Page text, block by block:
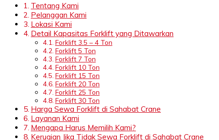
Tentang Kami
Pelanggan Kami
Lokasi Kami
Detail Kapasitas Forklift yang Ditawarkan
Forklift 3.5 – 4 Ton
Forklift 5 Ton
Forklift 7 Ton
Forklift 10 Ton
Forklift 15 Ton
Forklift 20 Ton
Forklift 25 Ton
Forklift 30 Ton
Harga Sewa Forklift di Sahabat Crane
Layanan Kami
Mengapa Harus Memilih Kami?
Kerugian Jika Tidak Sewa Forklift di Sahabat Crane